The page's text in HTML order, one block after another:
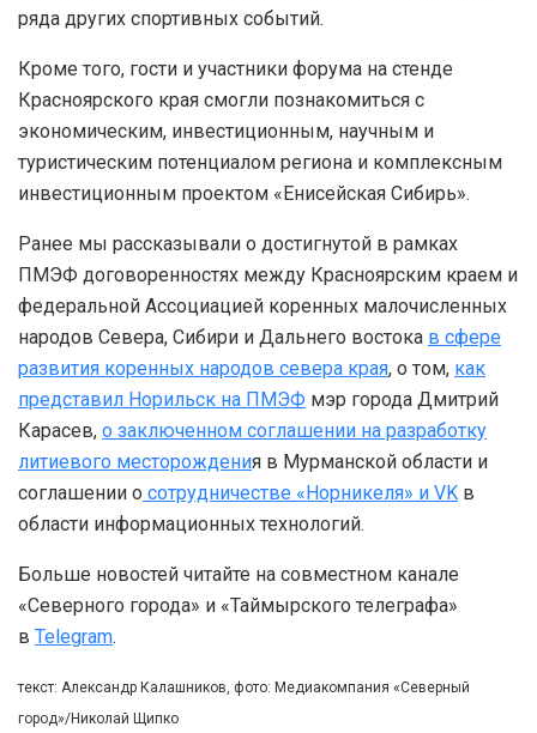
ряда других спортивных событий.
Кроме того, гости и участники форума на стенде
Красноярского края смогли познакомиться с
экономическим, инвестиционным, научным и
туристическим потенциалом региона и комплексным
инвестиционным проектом «Енисейская Сибирь».
Ранее мы рассказывали о достигнутой в рамках
ПМЭФ договоренностях между Красноярским краем и
федеральной Ассоциацией коренных малочисленных
народов Севера, Сибири и Дальнего востока в сфере
развития коренных народов севера края, о том, как
представил Норильск на ПМЭФ мэр города Дмитрий
Карасев, о заключенном соглашении на разработку
литиевого месторождения в Мурманской области и
соглашении о сотрудничестве «Норникеля» и VK в
области информационных технологий.
Больше новостей читайте на совместном канале
«Северного города» и «Таймырского телеграфа»
в Telegram.
текст: Александр Калашников, фото: Медиакомпания «Северный
город»/Николай Щипко